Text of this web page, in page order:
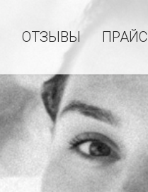
ОТЗЫВЫ ПРАЙС